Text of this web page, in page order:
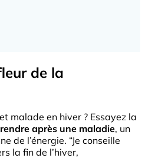
de la
malade en hiver ? Essayez la
après une maladie, un
de l’énergie. “Je conseille
la fin de l’hiver,